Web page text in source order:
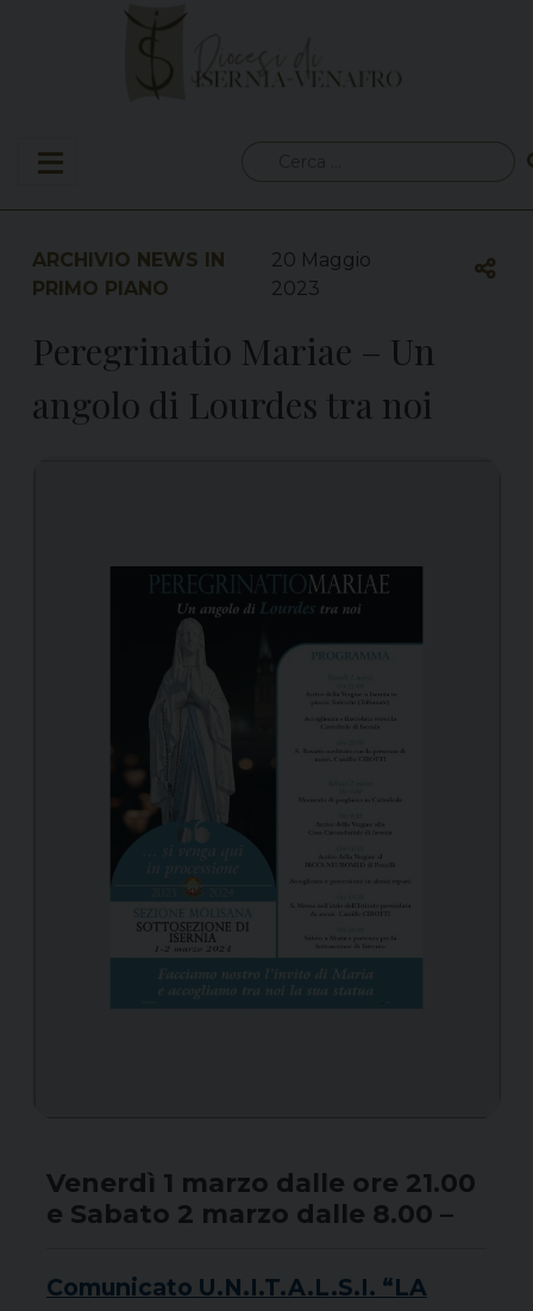
per:
ARCHIVIO NEWS IN
PRIMO PIANO
20 Maggio
2023
Peregrinatio Mariae – Un
angolo di Lourdes tra noi
Venerdì 1 marzo dalle ore 21.00
e Sabato 2 marzo dalle 8.00 –
Comunicato U.N.I.T.A.L.S.I. “LA